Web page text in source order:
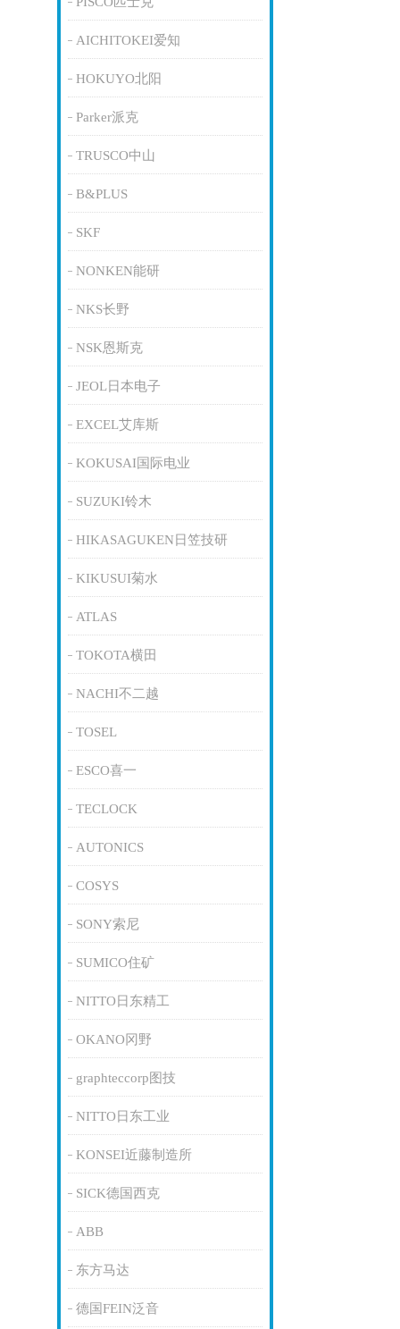
AICHITOKEI爱知
HOKUYO北阳
Parker派克
TRUSCO中山
B&PLUS
SKF
NONKEN能研
NKS长野
NSK恩斯克
JEOL日本电子
EXCEL艾库斯
KOKUSAI国际电业
SUZUKI铃木
HIKASAGUKEN日笠技研
KIKUSUI菊水
ATLAS
TOKOTA横田
NACHI不二越
TOSEL
ESCO喜一
TECLOCK
AUTONICS
COSYS
SONY索尼
SUMICO住矿
NITTO日东精工
OKANO冈野
graphteccorp图技
NITTO日东工业
KONSEI近藤制造所
SICK德国西克
ABB
东方马达
德国FEIN泛音